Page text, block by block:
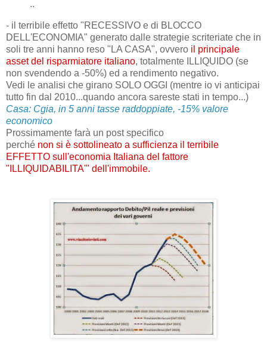
..
- il terribile effetto "RECESSIVO e di BLOCCO
DELL'ECONOMIA" generato dalle strategie scriteriate che in
soli tre anni hanno reso "LA CASA", ovvero il principale
asset del risparmiatore italiano, totalmente ILLIQUIDO (se
non svendendo a -50%) ed a rendimento negativo.
Vedi le analisi che girano SOLO OGGI (mentre io vi anticipai
tutto fin dal 2010...quando ancora sareste stati in tempo...)
Casa: Cgia, in 5 anni tasse raddoppiate, -15% valore
economico
Prossimamente farà un post specifico
perché non si è sottolineato a sufficienza il terribile
EFFETTO sull'economia Italiana del fattore
"ILLIQUIDABILITA'" dell'immobile.